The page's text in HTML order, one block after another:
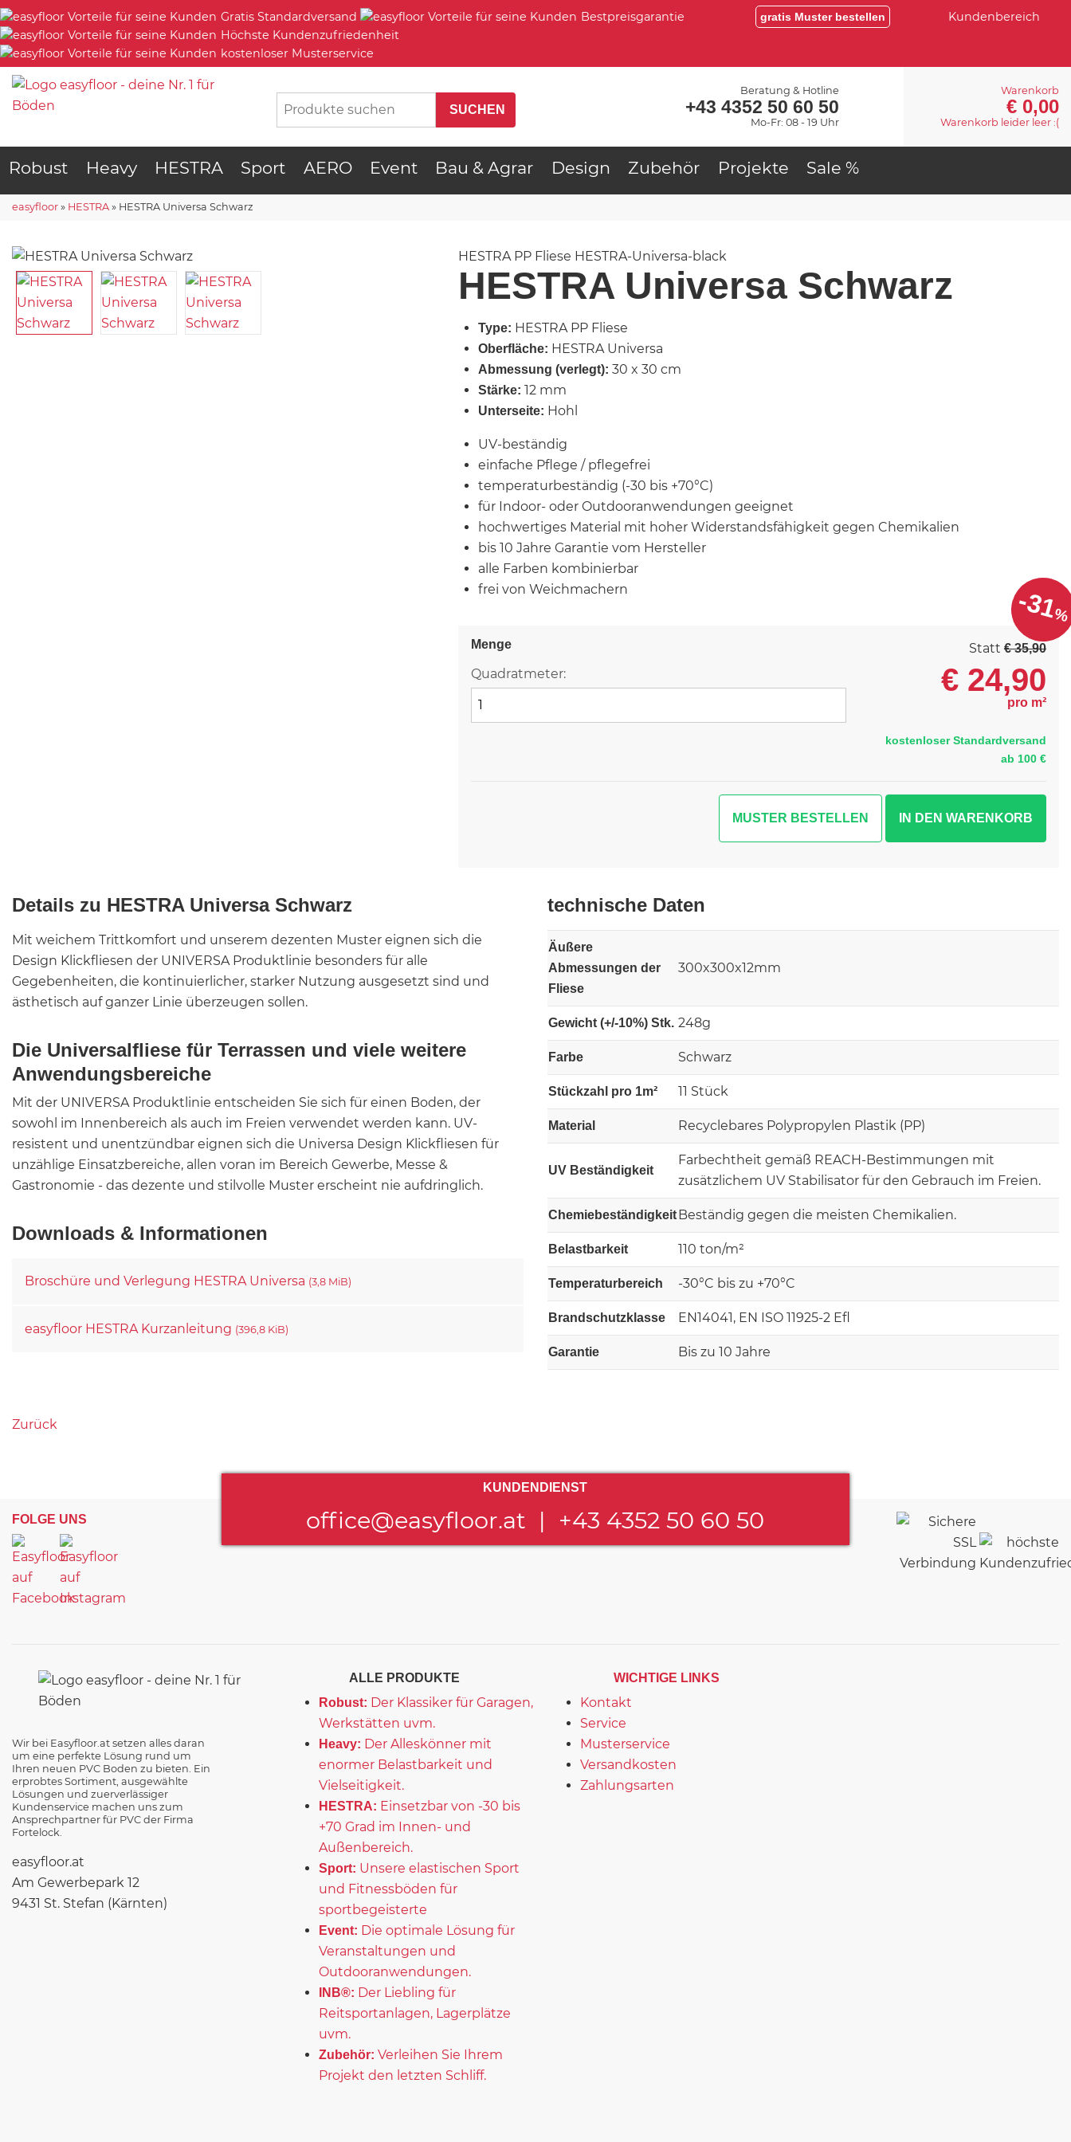
Gratis Standardversand
Bestpreisgarantie
Höchste Kundenzufriedenheit
kostenloser Musterservice
gratis Muster bestellen Kundenbereich
Beratung & Hotline
+43 4352 50 60 50
Mo-Fr: 08 - 19 Uhr
Warenkorb
€ 0,00
Warenkorb leider leer :(
Robust Heavy HESTRA Sport AERO Event Bau & Agrar Design Zubehör Projekte Sale %
easyfloor » HESTRA » HESTRA Universa Schwarz
HESTRA PP Fliese HESTRA-Universa-black
HESTRA Universa Schwarz
Type: HESTRA PP Fliese
Oberfläche: HESTRA Universa
Abmessung (verlegt): 30 x 30 cm
Stärke: 12 mm
Unterseite: Hohl
UV-beständig
einfache Pflege / pflegefrei
temperaturbeständig (-30 bis +70°C)
für Indoor- oder Outdooranwendungen geeignet
hochwertiges Material mit hoher Widerstandsfähigkeit gegen Chemikalien
bis 10 Jahre Garantie vom Hersteller
alle Farben kombinierbar
frei von Weichmachern
Menge
Quadratmeter:
-31%
Statt€ 35,90
€24,90
pro m²
kostenloser Standardversand
ab 100 €
MUSTER BESTELLEN
Details zu HESTRA Universa Schwarz
Mit weichem Trittkomfort und unserem dezenten Muster eignen sich die
Design Klickfliesen der UNIVERSA Produktlinie besonders für alle
Gegebenheiten, die kontinuierlicher, starker Nutzung ausgesetzt sind und
ästhetisch auf ganzer Linie überzeugen sollen.
Die Universalfliese für Terrassen und viele weitere
Anwendungsbereiche
Mit der UNIVERSA Produktlinie entscheiden Sie sich für einen Boden, der
sowohl im Innenbereich als auch im Freien verwendet werden kann. UV-
resistent und unentzündbar eignen sich die Universa Design Klickfliesen für
unzählige Einsatzbereiche, allen voran im Bereich Gewerbe, Messe &
Gastronomie - das dezente und stilvolle Muster erscheint nie aufdringlich.
Downloads & Informationen
Broschüre und Verlegung HESTRA Universa (3,8 MiB)
easyfloor HESTRA Kurzanleitung (396,8 KiB)
technische Daten
Äußere
Abmessungen der
Fliese
300x300x12mm
Gewicht (+/-10%) Stk. 248g
Farbe Schwarz
Stückzahl pro 1m² 11 Stück
Material Recyclebares Polypropylen Plastik (PP)
UV Beständigkeit
Farbechtheit gemäß REACH-Bestimmungen mit
zusätzlichem UV Stabilisator für den Gebrauch im Freien.
ChemiebeständigkeitBeständig gegen die meisten Chemikalien.
Belastbarkeit 110 ton/m²
Temperaturbereich -30°C bis zu +70°C
Brandschutzklasse EN14041, EN ISO 11925-2 Efl
Garantie Bis zu 10 Jahre
Zurück
FOLGE UNS
KUNDENDIENST
office@easyfloor.at | +43 4352 50 60 50
Wir bei Easyfloor.at setzen alles daran
um eine perfekte Lösung rund um
Ihren neuen PVC Boden zu bieten. Ein
erprobtes Sortiment, ausgewählte
Lösungen und zuerverlässiger
Kundenservice machen uns zum
Ansprechpartner für PVC der Firma
Fortelock.
easyfloor.at
Am Gewerbepark 12
9431 St. Stefan (Kärnten)
ALLE PRODUKTE
Robust: Der Klassiker für Garagen,
Werkstätten uvm.
Heavy: Der Alleskönner mit
enormer Belastbarkeit und
Vielseitigkeit.
HESTRA: Einsetzbar von -30 bis
+70 Grad im Innen- und
Außenbereich.
Sport: Unsere elastischen Sport
und Fitnessböden für
sportbegeisterte
Event: Die optimale Lösung für
Veranstaltungen und
Outdooranwendungen.
INB®: Der Liebling für
Reitsportanlagen, Lagerplätze
uvm.
Zubehör: Verleihen Sie Ihrem
Projekt den letzten Schliff.
WICHTIGE LINKS
Kontakt
Service
Musterservice
Versandkosten
Zahlungsarten